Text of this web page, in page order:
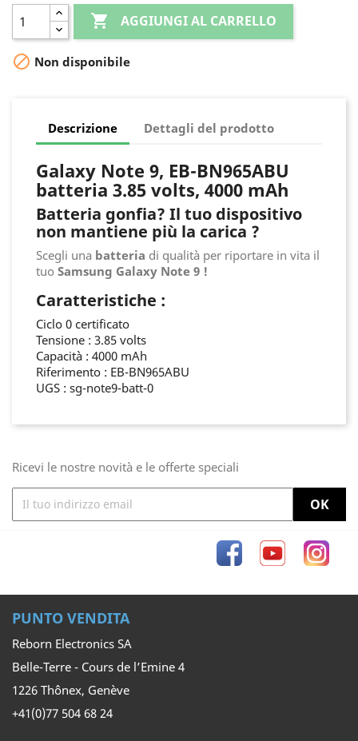
 AGGIUNGI AL CARRELLO
 Non disponibile
Descrizione Dettagli del prodotto
Galaxy Note 9, EB-BN965ABU
batteria 3.85 volts, 4000 mAh
Batteria gonfia? Il tuo dispositivo
non mantiene più la carica ?
Scegli una batteria di qualità per riportare in vita il
tuo Samsung Galaxy Note 9 !
Caratteristiche :
Ciclo 0 certificato
Tensione : 3.85 volts
Capacità : 4000 mAh
Riferimento : EB-BN965ABU
UGS : sg-note9-batt-0
Ricevi le nostre novità e le offerte speciali
FacebookYouTube
PUNTO VENDITA
Reborn Electronics SA
Belle-Terre - Cours de l’Emine 4
1226 Thônex, Genève
+41(0)77 504 68 24